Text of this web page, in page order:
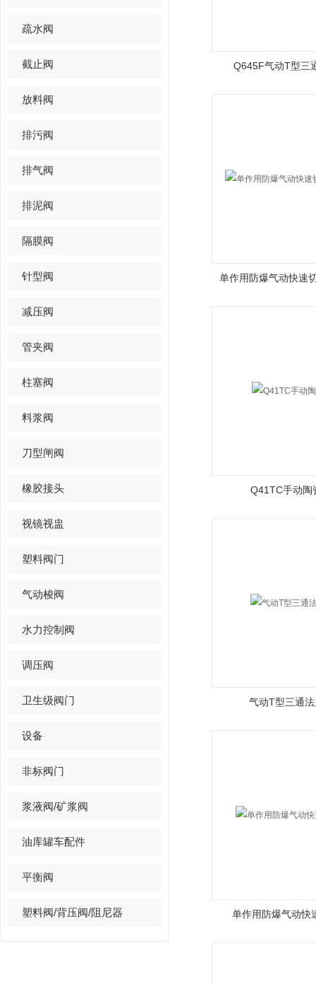
疏水阀
截止阀
放料阀
排污阀
排气阀
排泥阀
隔膜阀
针型阀
减压阀
管夹阀
柱塞阀
料浆阀
刀型闸阀
橡胶接头
视镜视盅
塑料阀门
气动梭阀
水力控制阀
调压阀
卫生级阀门
设备
非标阀门
浆液阀/矿浆阀
油库罐车配件
平衡阀
塑料阀/背压阀/阻尼器
Q645F气动T型三
单作用防爆气动快速
Q41TC手动陶
气动T型三通
单作用防爆气动快